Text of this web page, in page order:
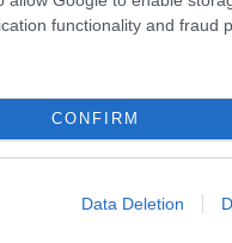
functionality and fraud
CONFIRM
Data Deletion